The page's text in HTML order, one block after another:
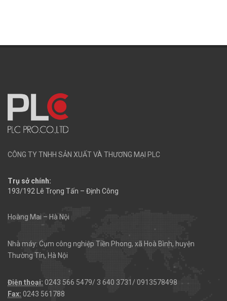
CÔNG TY TNHH SẢN XUẤT VÀ THƯƠNG MẠI PLC
Trụ sở chính:
193/192 Lê Trọng Tấn – Định Công
Hoàng Mai – Hà Nội
Nhà máy: Cụm công nghiệp Tiền Phong, xã Hoà Bình, huyện
Thường Tín, Hà Nội
Điện thoại: 0243 566 5479/ 3 640 3731/ 0913578498
Fax: 0243 561788